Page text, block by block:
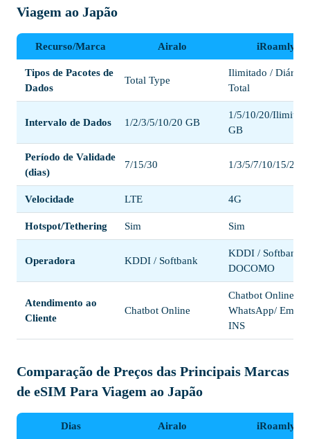
Viagem ao Japão
Recurso/Marca Airalo iRoamly
Tipos de Pacotes de
Dados
Total Type
Ilimitado / Diário /
Total
Intervalo de Dados 1/2/3/5/10/20 GB
1/5/10/20/
GB
Período de Validade
(dias)
7/15/30 1/3/5/7/10/15/20/
Velocidade LTE 4G
Hotspot/Tethering Sim Sim
Operadora KDDI / Softbank
KDDI / Softbank /
DOCOMO
Atendimento ao
Cliente
Chatbot Online
Chatbot Online /
WhatsApp/ Email /
INS
Comparação de Preços das Principais Marcas
de eSIM Para Viagem ao Japão
Dias Airalo iRoamly